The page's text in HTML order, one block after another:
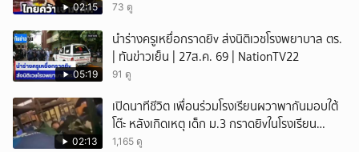
02:15 73 ดู
05:19
นำร่างครูเหยื่อกราดยิv ส่งนิติเวชโรงพยาบาล ตร.
| ทันข่าวเย็น | 27ส.ค. 69 | NationTV22
91 ดู
02:13
เปิดนาทีชีวิต เพื่อนร่วมโรงเรียนผวาพากันมอบใต้
โต๊ะ หลังเกิดเหตุ เด็ก ม.3 กราดยิvในโรงเรียน
เทพศิรินทร์นนท์ แบบไม่เลือกหน้า เสียงปืนดังสนั่น
1,165 ดู